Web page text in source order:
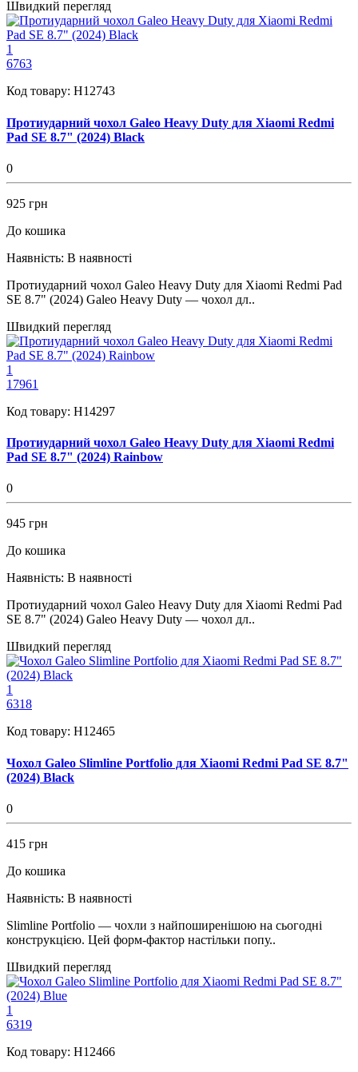
Швидкий перегляд
1
6763
Код товару: H12743
Протиударний чохол Galeo Heavy Duty для Xiaomi Redmi
Pad SE 8.7" (2024) Black
0
925 грн
До кошика
Наявність: В наявності
Протиударний чохол Galeo Heavy Duty для Xiaomi Redmi Pad
SE 8.7" (2024) Galeo Heavy Duty — чохол дл..
Швидкий перегляд
1
17961
Код товару: H14297
Протиударний чохол Galeo Heavy Duty для Xiaomi Redmi
Pad SE 8.7" (2024) Rainbow
0
945 грн
До кошика
Наявність: В наявності
Протиударний чохол Galeo Heavy Duty для Xiaomi Redmi Pad
SE 8.7" (2024) Galeo Heavy Duty — чохол дл..
Швидкий перегляд
1
6318
Код товару: H12465
Чохол Galeo Slimline Portfolio для Xiaomi Redmi Pad SE 8.7"
(2024) Black
0
415 грн
До кошика
Наявність: В наявності
Slimline Portfolio — чохли з найпоширенішою на сьогодні
конструкцією. Цей форм-фактор настільки попу..
Швидкий перегляд
1
6319
Код товару: H12466